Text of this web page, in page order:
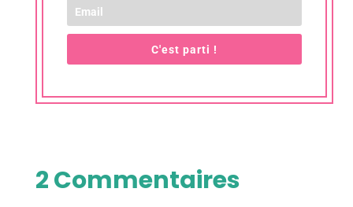
C'est parti !
2 Commentaires